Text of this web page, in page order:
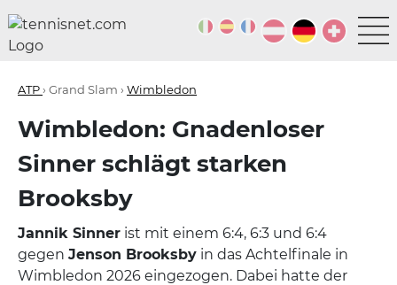
ATP› Grand Slam › Wimbledon
Wimbledon: Gnadenloser
Sinner schlägt starken
Brooksby
Jannik Sinner ist mit einem 6:4, 6:3 und 6:4
gegen Jenson Brooksby in das Achtelfinale in
Wimbledon 2026 eingezogen. Dabei hatte der